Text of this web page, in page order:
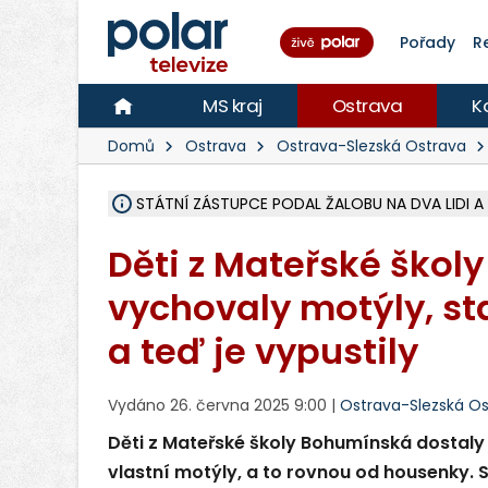
Pořady
MS kraj Ostrava
Domů Ostrava Ostrava-Slezská Ostrava
STÁTNÍ ZÁSTUPCE PODAL ŽALOBU NA DVA LIDI
Děti z Mateřské
vychovaly motýly,
a teď je vypustily
Vydáno 26. června 2025 9:00 | Ostrava-Slezská
Děti z Mateřské školy Bohumínská
vlastní motýly, a to rovnou od housenky.